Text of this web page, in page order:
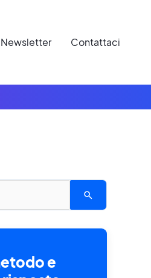
Newsletter Contattaci
e